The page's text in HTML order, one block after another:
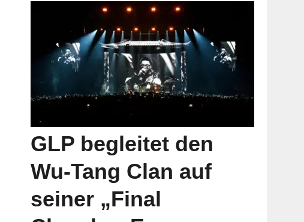
GLP begleitet den
Wu-Tang Clan auf
seiner „Final